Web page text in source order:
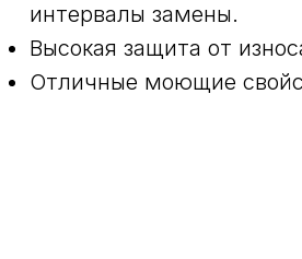
интервалы замены.
Высокая защита от
Отличные моющие